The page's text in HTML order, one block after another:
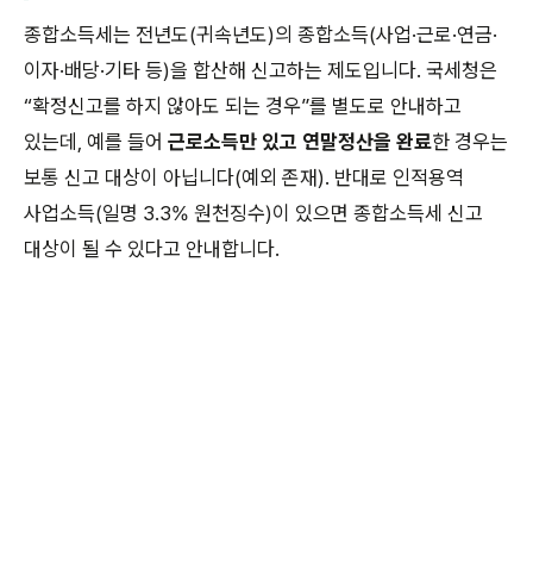
종합소득세는 전년도(귀속년도)의 종합소득(사업·근로·연금·
이자·배당·기타 등)을 합산해 신고하는 제도입니다. 국세청은
“확정신고를 하지 않아도 되는 경우”를 별도로 안내하고
있는데, 예를 들어 근로소득만 있고 연말정산을 완료한 경우는
보통 신고 대상이 아닙니다(예외 존재). 반대로 인적용역
사업소득(일명 3.3% 원천징수)이 있으면 종합소득세 신고
대상이 될 수 있다고 안내합니다.